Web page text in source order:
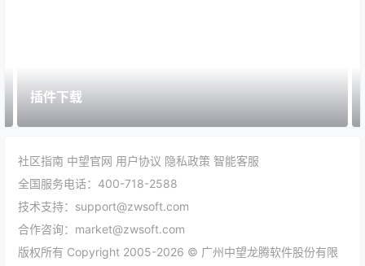
插件下载
社区指南 中望官网 用户协议 隐私政策 智能客服
全国服务电话：400-718-2588
技术支持：support@zwsoft.com
合作咨询：market@zwsoft.com
版权所有 Copyright 2005-2026 © 广州中望龙腾软件股份有限